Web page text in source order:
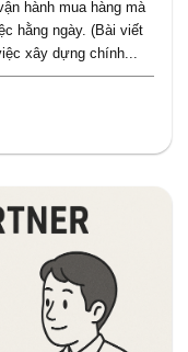
hành mua hàng mà
hằng ngày. (Bài viết
xây dựng chính...